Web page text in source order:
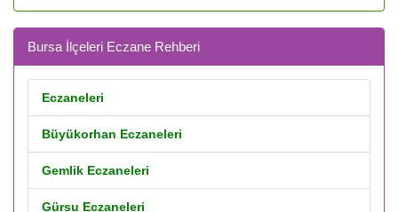
Bursa İlçeleri Eczane Rehberi
Eczaneleri
Büyükorhan Eczaneleri
Gemlik Eczaneleri
Gürsu Eczaneleri